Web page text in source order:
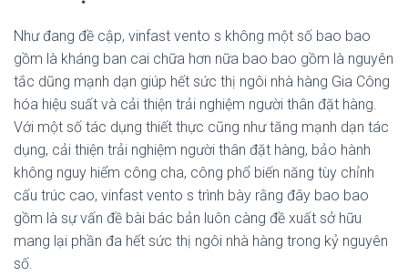
Như đang đề cập, vinfast vento s không một số bao bao
gồm là kháng ban cai chữa hơn nữa bao bao gồm là nguyên
tắc dũng mạnh dạn giúp hết sức thị ngôi nhà hàng Gia Công
hóa hiệu suất và cải thiện trải nghiệm người thân đặt hàng.
Với một số tác dụng thiết thực cũng như tăng mạnh dạn tác
dụng, cải thiện trải nghiệm người thân đặt hàng, bảo hành
không nguy hiểm công cha, công phổ biến năng tùy chỉnh
cấu trúc cao, vinfast vento s trình bày rằng đây bao bao
gồm là sự vấn đề bài bác bản luôn càng đề xuất sở hữu
mang lại phần đa hết sức thị ngôi nhà hàng trong kỷ nguyên
số.